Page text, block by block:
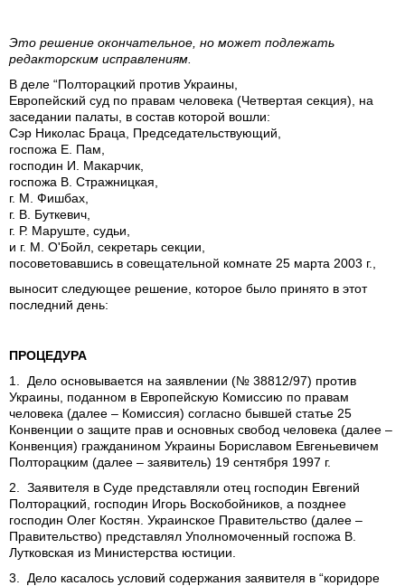
Это решение окончательное, но может подлежать
редакторским исправлениям.
В деле “Полторацкий против Украины,
Европейский суд по правам человека (Четвертая секция), на
заседании палаты, в состав которой вошли:
Сэр Николас Браца, Председательствующий,
госпожа Е. Пам,
господин И. Макарчик,
госпожа В. Стражницкая,
г. М. Фишбах,
г. В. Буткевич,
г. Р. Маруште, судьи,
и г. М. О'Бойл, секретарь секции,
посоветовавшись в совещательной комнате 25 марта 2003 г.,
выносит следующее решение, которое было принято в этот
последний день:
ПРОЦЕДУРА
1. Дело основывается на заявлении (№ 38812/97) против
Украины, поданном в Европейскую Комиссию по правам
человека (далее – Комиссия) согласно бывшей статье 25
Конвенции о защите прав и основных свобод человека (далее –
Конвенция) гражданином Украины Бориславом Евгеньевичем
Полторацким (далее – заявитель) 19 сентября 1997 г.
2. Заявителя в Суде представляли отец господин Евгений
Полторацкий, господин Игорь Воскобойников, а позднее
господин Олег Костян. Украинское Правительство (далее –
Правительство) представлял Уполномоченный госпожа В.
Лутковская из Министерства юстиции.
3. Дело касалось условий содержания заявителя в “коридоре